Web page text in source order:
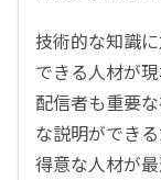
技術的な知識
できる人材が
配信者も重要
な説明ができ
得意な人材が